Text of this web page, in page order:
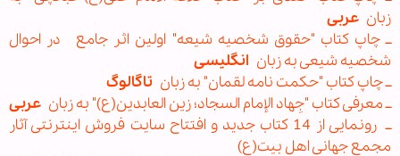
زبان عربی
ــ چاپ کتاب "حقوق شخصیه شیعه" اولین اثر جامع در احوال
شخصیه شیعی به زبان انگلیسی
ــ چاپ کتاب "حکمت نامه لقمان" به زبان تاگالوگ
ــ معرفی کتاب "جِهاد الإمام السجاد؛ زین العابدین(ع)" به زبان عربی
ــ رونمایی از 14 کتاب جدید و افتتاح سایت فروش اینترنتی آثار
مجمع جهانی اهل بیت(ع)